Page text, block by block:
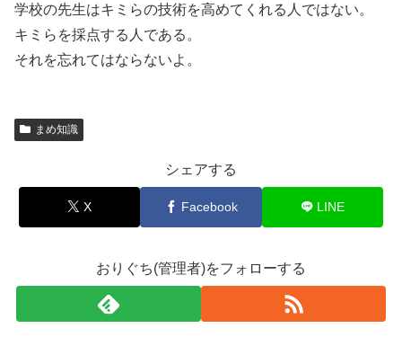
学校の先生はキミらの技術を高めてくれる人ではない。
キミらを採点する人である。
それを忘れてはならないよ。
まめ知識
シェアする
X Facebook LINE
おりぐち(管理者)をフォローする